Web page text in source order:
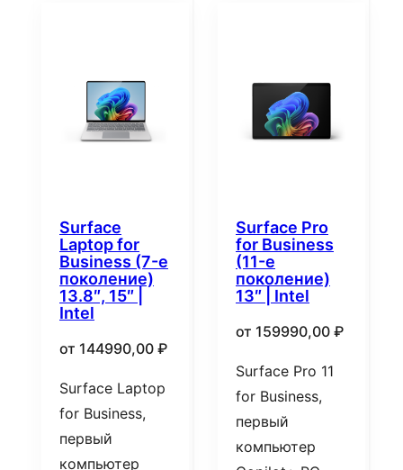
Surface
Laptop for
Business (7-е
поколение)
13.8″, 15″ |
Intel
от 144990,00 ₽
Surface Laptop
for Business,
первый
компьютер
Surface Pro
for Business
(11-е
поколение)
13″ | Intel
от 159990,00 ₽
Surface Pro 11
for Business,
первый
компьютер